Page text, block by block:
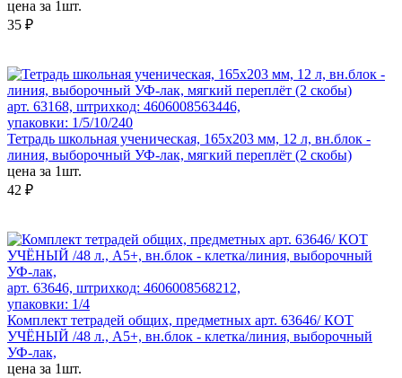
цена за 1шт.
35 ₽
арт. 63168, штрихкод: 4606008563446,
упаковки: 1/5/10/240
Тетрадь школьная ученическая, 165х203 мм, 12 л, вн.блок -
линия, выборочный УФ-лак, мягкий переплёт (2 скобы)
цена за 1шт.
42 ₽
арт. 63646, штрихкод: 4606008568212,
упаковки: 1/4
Комплект тетрадей общих, предметных арт. 63646/ КОТ
УЧЁНЫЙ /48 л., А5+, вн.блок - клетка/линия, выборочный
УФ-лак,
цена за 1шт.